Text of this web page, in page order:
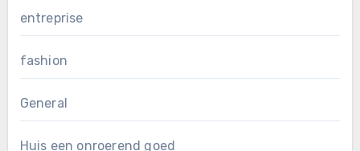
entreprise
fashion
General
Huis een onroerend goed